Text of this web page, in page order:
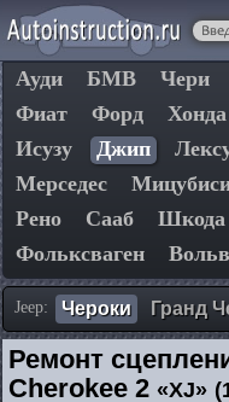
Ауди БМВ Чери
Фиат
Форд Хонда
Исузу
Джип
Мерседес
Рено
Сааб Шкода
Фольксваген
Jeep: Чероки Гранд
Ремонт
Cherokee 2 «XJ»